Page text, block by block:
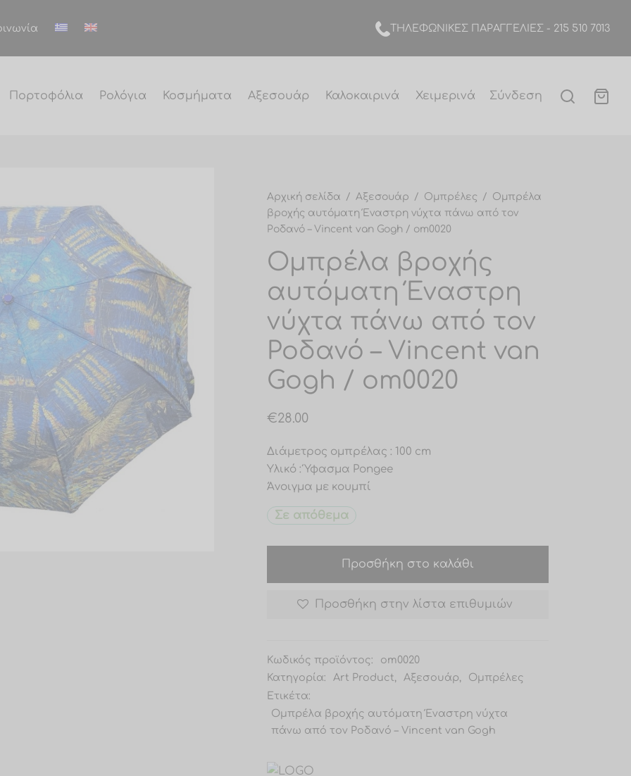
TΗΛΕΦΩΝΙΚΕΣ ΠΑΡΑΓΓΕΛΙΕΣ - 215 510 7013
Πορτοφόλια Ρολόγια Κοσμήματα Αξεσουάρ Καλοκαιρινά Χειμερινά Σύνδεση
Αρχική σελίδα / Αξεσουάρ / Ομπρέλες / Ομπρέλα
βροχής αυτόματη Έναστρη νύχτα πάνω από τον
Ροδανό – Vincent van Gogh / om0020
Ομπρέλα βροχής
αυτόματη Έναστρη
νύχτα πάνω από τον
Ροδανό – Vincent van
Gogh / om0020
€28.00
Διάμετρος ομπρέλας : 100 cm
Υλικό : Ύφασμα Pongee
Άνοιγμα με κουμπί
Σε απόθεμα
Προσθήκη στο καλάθι
Προσθήκη στην λίστα επιθυμιών
Κωδικός προϊόντος:
om0020
Κατηγορία:
Art Product, Αξεσουάρ,
Ομπρέλες
Ετικέτα:
Ομπρέλα βροχής αυτόματη Έναστρη νύχτα
πάνω από τον Ροδανό – Vincent van Gogh